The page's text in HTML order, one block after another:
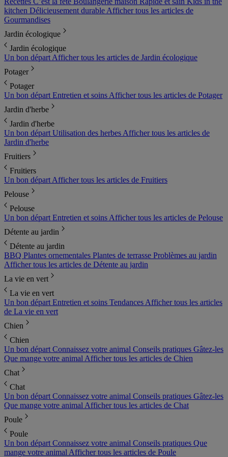
kitchen Délicieusement durable Afficher tous les articles de
Gourmandises
Jardin écologique
Jardin écologique
Un bon départ Afficher tous les articles de Jardin écologique
Potager
Potager
Un bon départ Entretien et soins Afficher tous les articles de Potager
Jardin d'herbe
Jardin d'herbe
Un bon départ Utilisation des herbes Afficher tous les articles de
Jardin d'herbe
Fruitiers
Fruitiers
Un bon départ Afficher tous les articles de Fruitiers
Pelouse
Pelouse
Un bon départ Entretien et soins Afficher tous les articles de Pelouse
Détente au jardin
Détente au jardin
BBQ Plantes ornementales Plantes de terrasse Problèmes au jardin
Afficher tous les articles de Détente au jardin
La vie en vert
La vie en vert
Un bon départ Entretien et soins Tendances Afficher tous les articles
de La vie en vert
Chien
Chien
Un bon départ Connaissez votre animal Conseils pratiques Gâtez-les
Que mange votre animal Afficher tous les articles de Chien
Chat
Chat
Un bon départ Connaissez votre animal Conseils pratiques Gâtez-les
Que mange votre animal Afficher tous les articles de Chat
Poule
Poule
Un bon départ Connaissez votre animal Conseils pratiques Que
mange votre animal Afficher tous les articles de Poule